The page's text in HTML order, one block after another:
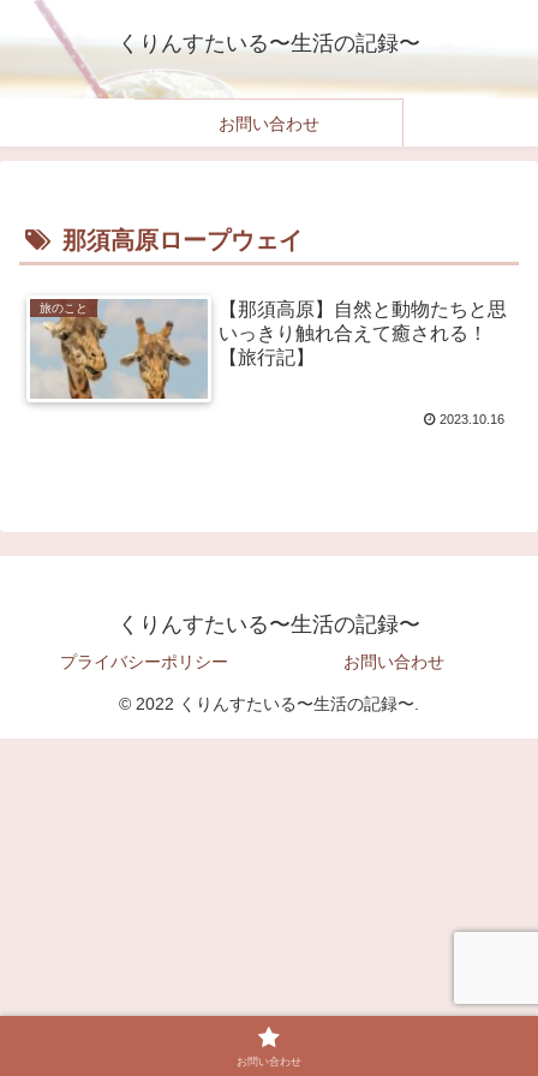
くりんすたいる〜生活の記録〜
お問い合わせ
那須高原ロープウェイ
旅のこと
【那須高原】自然と動物たちと思
いっきり触れ合えて癒される！
【旅行記】
2023.10.16
くりんすたいる〜生活の記録〜
プライバシーポリシー お問い合わせ
© 2022 くりんすたいる〜生活の記録〜.
お問い合わせ